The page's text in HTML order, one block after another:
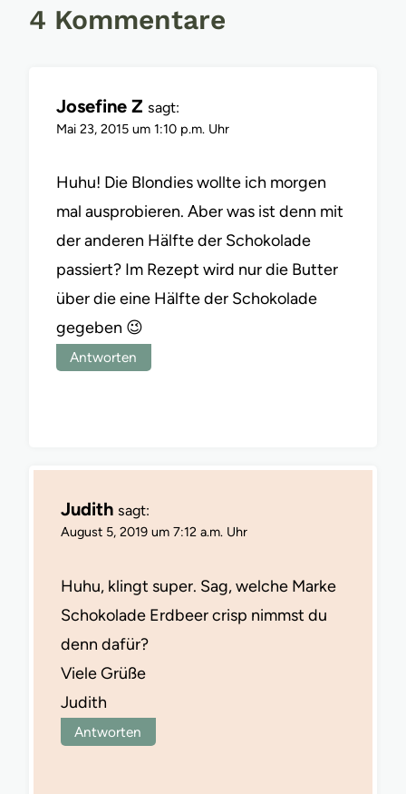
4 Kommentare
Josefine Z sagt:
Mai 23, 2015 um 1:10 p.m. Uhr
Huhu! Die Blondies wollte ich morgen
mal ausprobieren. Aber was ist denn mit
der anderen Hälfte der Schokolade
passiert? Im Rezept wird nur die Butter
über die eine Hälfte der Schokolade
gegeben 😉
Antworten
Judith sagt:
August 5, 2019 um 7:12 a.m. Uhr
Huhu, klingt super. Sag, welche Marke
Schokolade Erdbeer crisp nimmst du
denn dafür?
Viele Grüße
Judith
Antworten